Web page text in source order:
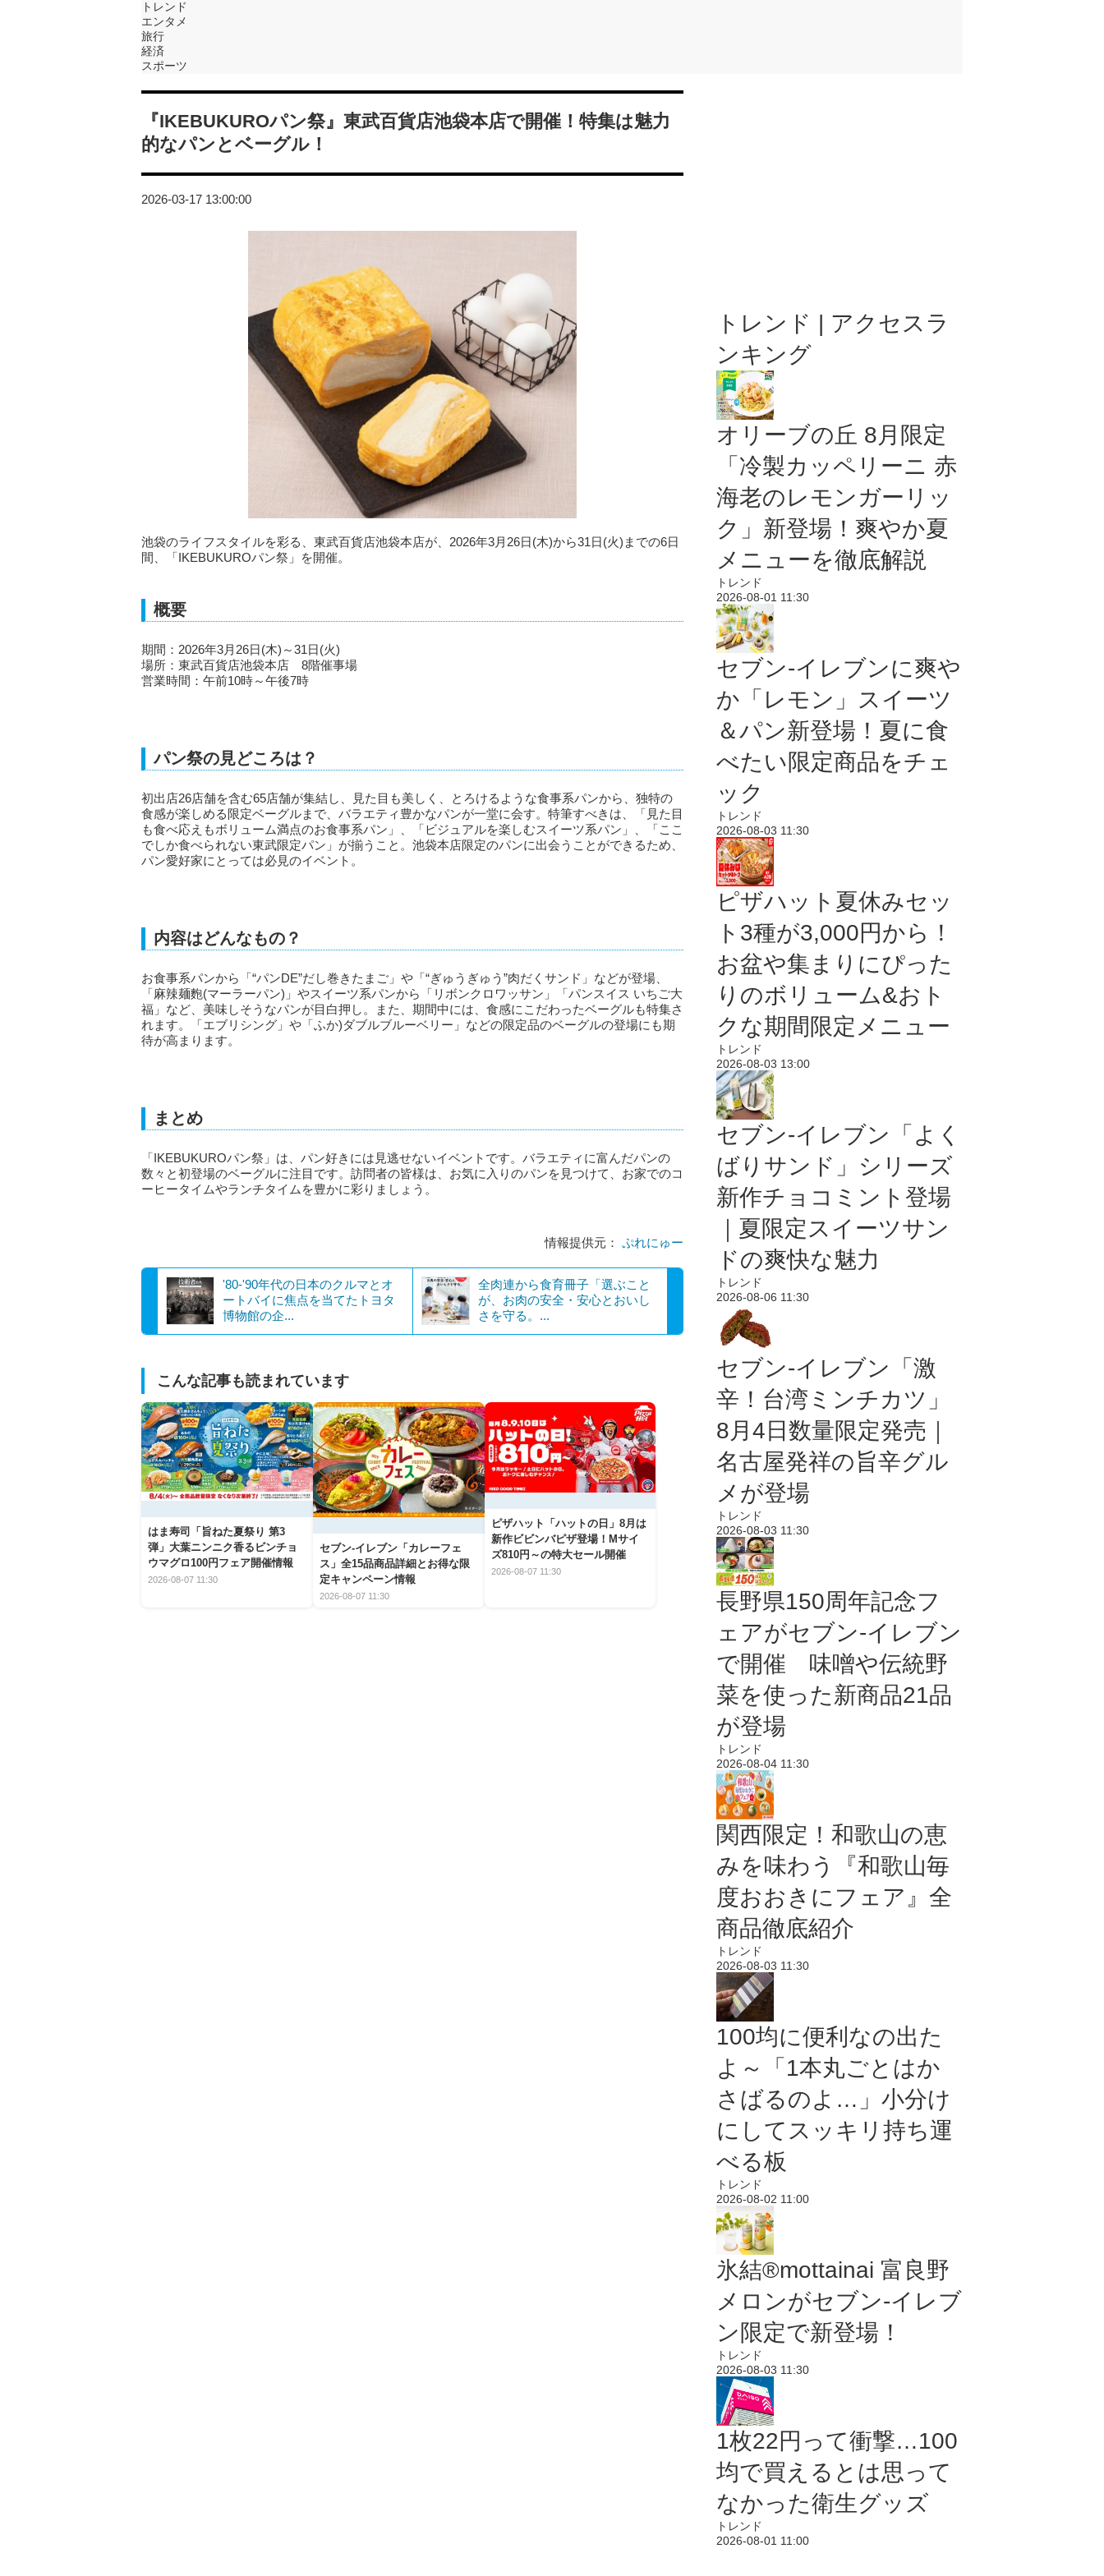
トレンド
エンタメ
旅行
経済
スポーツ
『IKEBUKUROパン祭』東武百貨店池袋本店で開催！特集は魅力
的なパンとベーグル！
2026-03-17 13:00:00
池袋のライフスタイルを彩る、東武百貨店池袋本店が、2026年3月26日(木)から31日(火)までの6日
間、「IKEBUKUROパン祭」を開催。
概要
期間：2026年3月26日(木)～31日(火)
場所：東武百貨店池袋本店 8階催事場
営業時間：午前10時～午後7時
パン祭の見どころは？
初出店26店舗を含む65店舗が集結し、見た目も美しく、とろけるような食事系パンから、独特の
食感が楽しめる限定ベーグルまで、バラエティ豊かなパンが一堂に会す。特筆すべきは、「見た目
も食べ応えもボリューム満点のお食事系パン」、「ビジュアルを楽しむスイーツ系パン」、「ここ
でしか食べられない東武限定パン」が揃うこと。池袋本店限定のパンに出会うことができるため、
パン愛好家にとっては必見のイベント。
内容はどんなもの？
お食事系パンから「“パンDE”だし巻きたまご」や「“ぎゅうぎゅう”肉だくサンド」などが登場、
「麻辣麺麭(マーラーパン)」やスイーツ系パンから「リボンクロワッサン」「パンスイス いちご大
福」など、美味しそうなパンが目白押し。また、期間中には、食感にこだわったベーグルも特集さ
れます。「エブリシング」や「ふか)ダブルブルーベリー」などの限定品のベーグルの登場にも期
待が高まります。
まとめ
「IKEBUKUROパン祭」は、パン好きには見逃せないイベントです。バラエティに富んだパンの
数々と初登場のベーグルに注目です。訪問者の皆様は、お気に入りのパンを見つけて、お家でのコ
ーヒータイムやランチタイムを豊かに彩りましょう。
情報提供元： ぷれにゅー
'80-'90年代の日本のクルマとオ
ートバイに焦点を当てたトヨタ
博物館の企...
全肉連から食育冊子「選ぶこと
が、お肉の安全・安心とおいし
さを守る。...
こんな記事も読まれています
はま寿司「旨ねた夏祭り 第3
弾」大葉ニンニク香るビンチョ
ウマグロ100円フェア開催情報
2026-08-07 11:30
セブン‐イレブン「カレーフェ
ス」全15品商品詳細とお得な限
定キャンペーン情報
2026-08-07 11:30
ピザハット「ハットの日」8月は
新作ビビンバピザ登場！Mサイ
ズ810円～の特大セール開催
2026-08-07 11:30
トレンド | アクセスラ
ンキング
オリーブの丘 8月限定
「冷製カッペリーニ 赤
海老のレモンガーリッ
ク」新登場！爽やか夏
メニューを徹底解説
トレンド
2026-08-01 11:30
セブン‐イレブンに爽や
か「レモン」スイーツ
＆パン新登場！夏に食
べたい限定商品をチェ
ック
トレンド
2026-08-03 11:30
ピザハット夏休みセッ
ト3種が3,000円から！
お盆や集まりにぴった
りのボリューム&おト
クな期間限定メニュー
トレンド
2026-08-03 13:00
セブン‐イレブン「よく
ばりサンド」シリーズ
新作チョコミント登場
｜夏限定スイーツサン
ドの爽快な魅力
トレンド
2026-08-06 11:30
セブン-イレブン「激
辛！台湾ミンチカツ」
8月4日数量限定発売｜
名古屋発祥の旨辛グル
メが登場
トレンド
2026-08-03 11:30
長野県150周年記念フ
ェアがセブン-イレブン
で開催 味噌や伝統野
菜を使った新商品21品
が登場
トレンド
2026-08-04 11:30
関西限定！和歌山の恵
みを味わう『和歌山毎
度おおきにフェア』全
商品徹底紹介
トレンド
2026-08-03 11:30
100均に便利なの出た
よ～「1本丸ごとはか
さばるのよ…」小分け
にしてスッキリ持ち運
べる板
トレンド
2026-08-02 11:00
氷結®mottainai 富良野
メロンがセブン‐イレブ
ン限定で新登場！
トレンド
2026-08-03 11:30
1枚22円って衝撃…100
均で買えるとは思って
なかった衛生グッズ
トレンド
2026-08-01 11:00